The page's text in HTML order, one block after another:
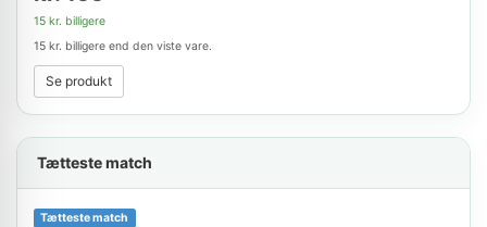
15 kr. billigere
15 kr. billigere end den viste vare.
Se produkt
Tætteste match
Tætteste match